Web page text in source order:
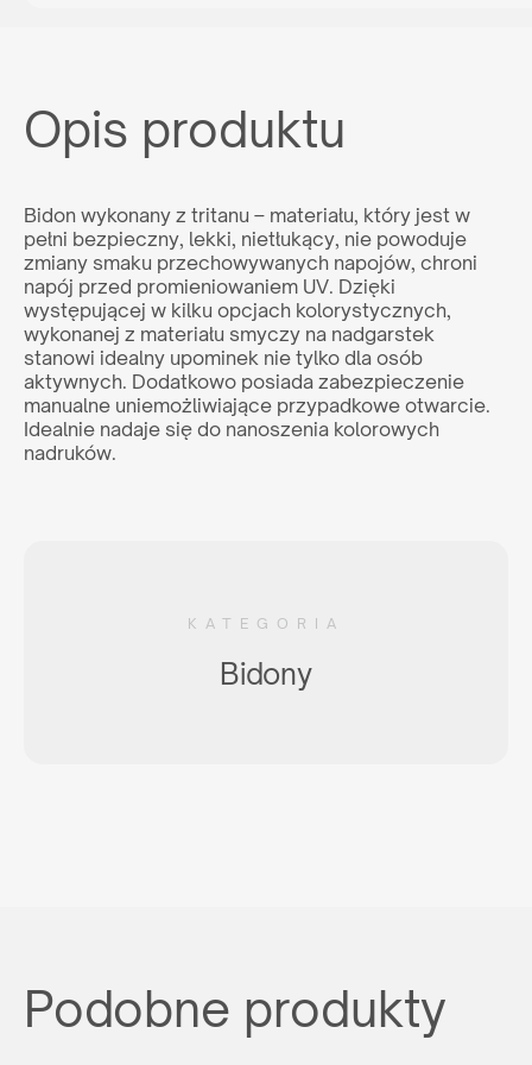
Opis produktu
Bidon wykonany z tritanu – materiału, który jest w
pełni bezpieczny, lekki, nietłukący, nie powoduje
zmiany smaku przechowywanych napojów, chroni
napój przed promieniowaniem UV. Dzięki
występującej w kilku opcjach kolorystycznych,
wykonanej z materiału smyczy na nadgarstek
stanowi idealny upominek nie tylko dla osób
aktywnych. Dodatkowo posiada zabezpieczenie
manualne uniemożliwiające przypadkowe otwarcie.
Idealnie nadaje się do nanoszenia kolorowych
nadruków.
KATEGORIA
Bidony
Podobne produkty